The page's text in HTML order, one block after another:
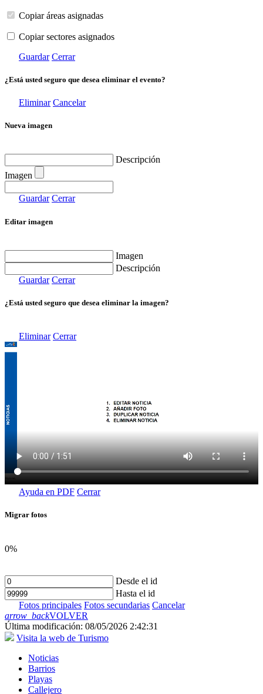
Copiar áreas asignadas
Copiar sectores asignados
Guardar Cerrar
¿Está usted seguro que desea eliminar el evento?
Eliminar Cancelar
Nueva imagen
Descripción
Imagen
Guardar Cerrar
Editar imagen
Imagen
Descripción
Guardar Cerrar
¿Está usted seguro que desea eliminar la imagen?
Eliminar Cerrar
Ayuda en PDF Cerrar
Migrar fotos
0%
Desde el id
Hasta el id
Fotos principales Fotos secundarias Cancelar
arrow_backVOLVER
Última modificación: 08/05/2026 2:42:31
Visita la web de Turismo
Noticias
Barrios
Playas
Callejero